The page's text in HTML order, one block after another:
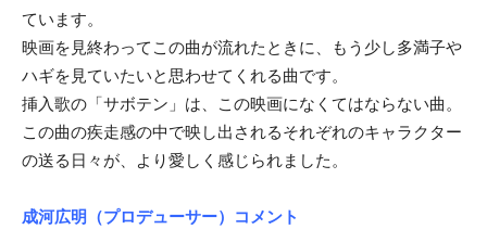
ています。
映画を見終わってこの曲が流れたときに、もう少し多満子や
ハギを見ていたいと思わせてくれる曲です。
挿入歌の「サボテン」は、この映画になくてはならない曲。
この曲の疾走感の中で映し出されるそれぞれのキャラクター
の送る日々が、より愛しく感じられました。
成河広明（プロデューサー） コメント